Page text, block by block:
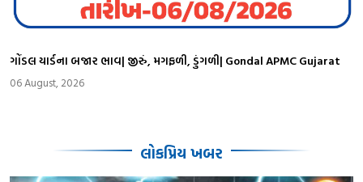
ગોંડલ યાર્ડના બજાર ભાવ| જીરું, મગફળી, ડુંગળી| Gondal APMC Gujarat
06 August, 2026
લોકપ્રિય ખબર